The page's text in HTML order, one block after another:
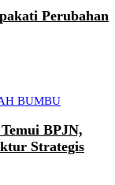
Perubahan
BUMBU
BPJN,
Strategis